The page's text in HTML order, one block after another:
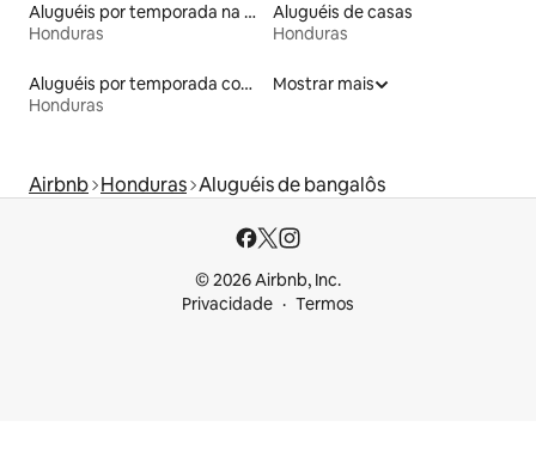
Aluguéis por temporada na orla
Honduras
Aluguéis de casas
Honduras
Aluguéis por temporada com caiaque
Honduras
Mostrar mais
Airbnb Honduras Aluguéis de bangalôs
© 2026 Airbnb, Inc.
Privacidade
Termos